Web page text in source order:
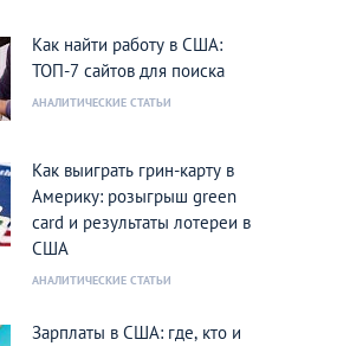
Как найти работу в США:
ТОП-7 сайтов для поиска
АНАЛИТИЧЕСКИЕ СТАТЬИ
Как выиграть грин-карту в
Америку: розыгрыш green
card и результаты лотереи в
США
АНАЛИТИЧЕСКИЕ СТАТЬИ
Зарплаты в США: где, кто и